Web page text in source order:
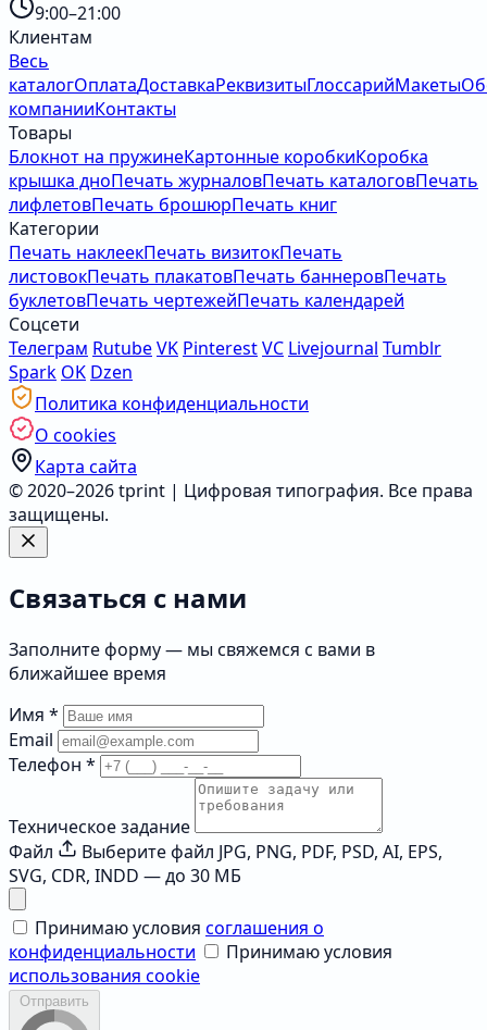
9:00–21:00
Клиентам
Весь
каталогОплатаДоставкаРеквизитыГлоссарийМакеты
компанииКонтакты
Товары
Блокнот на пружинеКартонные коробкиКоробка
крышка дноПечать журналовПечать каталоговПечать
лифлетовПечать брошюрПечать книг
Категории
Печать наклеекПечать визитокПечать
листовокПечать плакатовПечать баннеровПечать
буклетовПечать чертежейПечать календарей
Соцсети
Телеграм RutubeVK PinterestVC Livejournal Tumblr
Spark OK Dzen
Политика конфиденциальности
О cookies
Карта сайта
© 2020–2026 tprint | Цифровая типография. Все права
защищены.
Связаться с нами
Заполните форму — мы свяжемся с вами в
ближайшее время
Имя *
Email
Телефон *
Техническое задание
Файл
Выберите файл JPG, PNG, PDF, PSD, AI, EPS,
SVG, CDR, INDD — до 30 МБ
Принимаю условия соглашения о
конфиденциальности
Принимаю условия
использования cookie
Отправить